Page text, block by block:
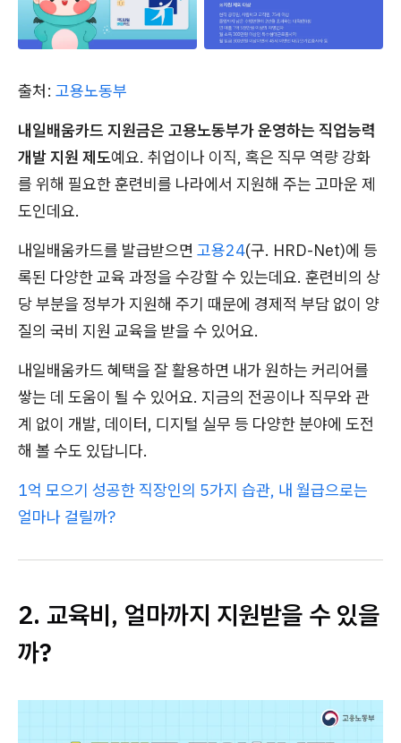
출처: 고용노동부
내일배움카드 지원금은 고용노동부가 운영하는 직업능력
개발 지원 제도예요. 취업이나 이직, 혹은 직무 역량 강화
를 위해 필요한 훈련비를 나라에서 지원해 주는 고마운 제
도인데요.
내일배움카드를 발급받으면 고용24(구. HRD-Net)에 등
록된 다양한 교육 과정을 수강할 수 있는데요. 훈련비의 상
당 부분을 정부가 지원해 주기 때문에 경제적 부담 없이 양
질의 국비 지원 교육을 받을 수 있어요.
내일배움카드 혜택을 잘 활용하면 내가 원하는 커리어를
쌓는 데 도움이 될 수 있어요. 지금의 전공이나 직무와 관
계 없이 개발, 데이터, 디지털 실무 등 다양한 분야에 도전
해 볼 수도 있답니다.
1억 모으기 성공한 직장인의 5가지 습관, 내 월급으로는
얼마나 걸릴까?
2. 교육비, 얼마까지 지원받을 수 있을
까?